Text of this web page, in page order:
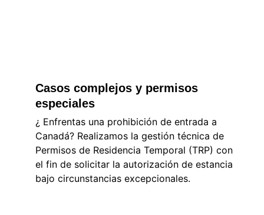
Casos complejos y permisos
especiales
¿ Enfrentas una prohibición de entrada a
Canadá? Realizamos la gestión técnica de
Permisos de Residencia Temporal (TRP) con
el fin de solicitar la autorización de estancia
bajo circunstancias excepcionales.